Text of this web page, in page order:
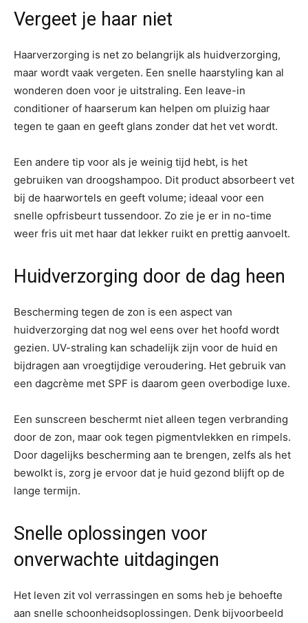
Vergeet je haar niet
Haarverzorging is net zo belangrijk als huidverzorging,
maar wordt vaak vergeten. Een snelle haarstyling kan al
wonderen doen voor je uitstraling. Een leave-in
conditioner of haarserum kan helpen om pluizig haar
tegen te gaan en geeft glans zonder dat het vet wordt.
Een andere tip voor als je weinig tijd hebt, is het
gebruiken van droogshampoo. Dit product absorbeert vet
bij de haarwortels en geeft volume; ideaal voor een
snelle opfrisbeurt tussendoor. Zo zie je er in no-time
weer fris uit met haar dat lekker ruikt en prettig aanvoelt.
Huidverzorging door de dag heen
Bescherming tegen de zon is een aspect van
huidverzorging dat nog wel eens over het hoofd wordt
gezien. UV-straling kan schadelijk zijn voor de huid en
bijdragen aan vroegtijdige veroudering. Het gebruik van
een dagcrème met SPF is daarom geen overbodige luxe.
Een sunscreen beschermt niet alleen tegen verbranding
door de zon, maar ook tegen pigmentvlekken en rimpels.
Door dagelijks bescherming aan te brengen, zelfs als het
bewolkt is, zorg je ervoor dat je huid gezond blijft op de
lange termijn.
Snelle oplossingen voor
onverwachte uitdagingen
Het leven zit vol verrassingen en soms heb je behoefte
aan snelle schoonheidsoplossingen. Denk bijvoorbeeld